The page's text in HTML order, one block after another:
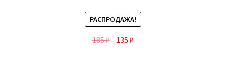
РАСПРОДАЖА!
185₽ 135₽